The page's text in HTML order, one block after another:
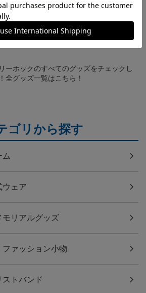
デザインに注目！タオルマフラーは応援
ーホックのすべてのグッズをチェックし
全グッズ一覧はこちら！
ゴリから探す
ム
ウェア
モリアルグッズ
ファッション小物
ストバンド